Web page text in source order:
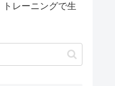
レーニングで生